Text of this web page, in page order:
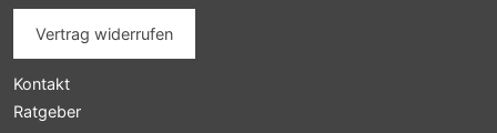
Vertrag widerrufen
Kontakt
Ratgeber